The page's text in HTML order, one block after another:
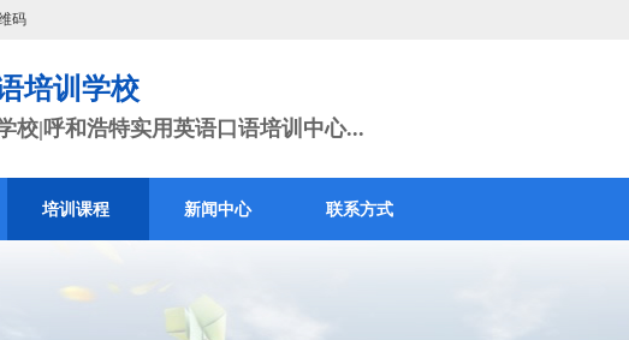
码
培训学校
校|呼和浩特实用英语口语培训中心...
培训课程 新闻中心 联系方式